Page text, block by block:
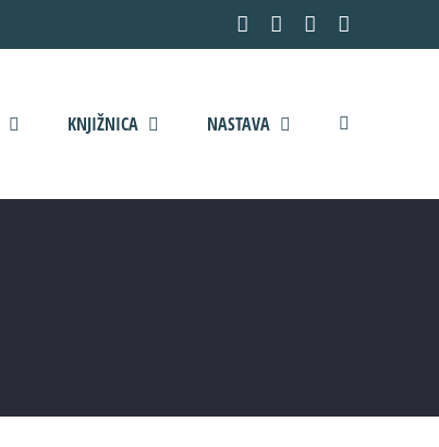
FacebookYouTube
KNJIŽNICA NASTAVA